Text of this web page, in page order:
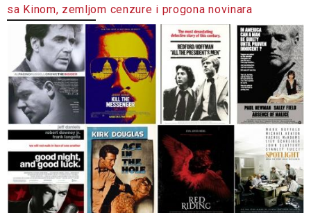
sa Kinom, zemljom cenzure i progona novinara